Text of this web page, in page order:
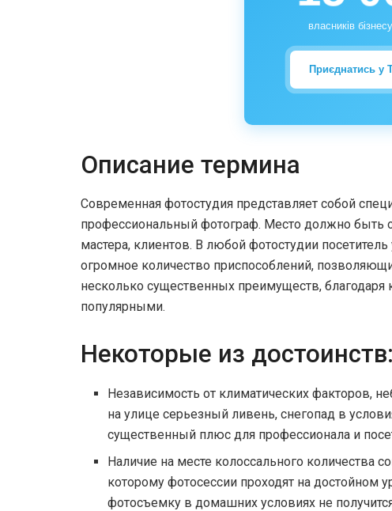
власників
Приєднатись у
Описание термина
Современная фотостудия представляет собой
профессиональный фотограф. Место должно быть
мастера, клиентов. В любой фотостудии
огромное количество приспособлений,
несколько существенных преимуществ, благодаря
популярными.
Некоторые из достоинств:
Независимость от климатических факторов,
на улице серьезный ливень, снегопад в
существенный плюс для профессионала и
Наличие на месте колоссального количества
которому фотосессии проходят на достойном
фотосъемку в домашних условиях не